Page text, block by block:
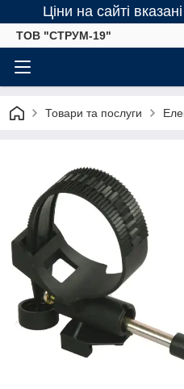
Ціни на сайті
ТОВ "СТРУМ-19"
Товари та послуги